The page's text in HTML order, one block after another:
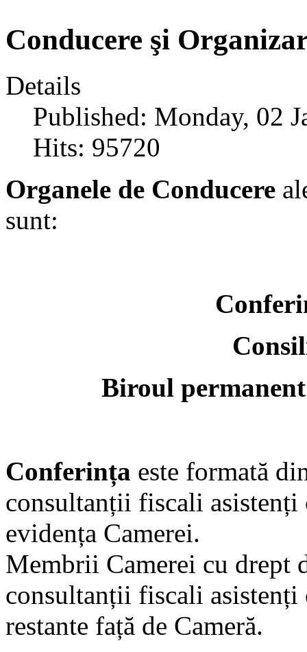
Conducere şi
Details
Published: Monday, 02
Hits: 95720
Organele de Conducere
sunt:
Biroul
Conferința este formată
consultanții fiscali
evidența Camerei.
Membrii Camerei cu drept
consultanții fiscali
restante față de Cameră.